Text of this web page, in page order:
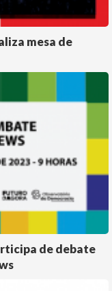
mesa de
de debate